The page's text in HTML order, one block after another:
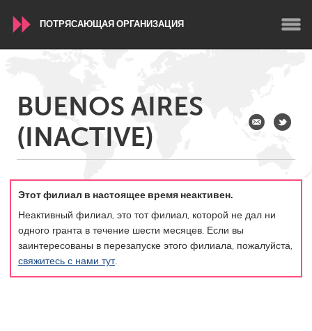
ПОТРЯСАЮЩАЯ ОРГАНИЗАЦИЯ
Conservation and Climate
Disability
Dragon Dreaming
On the Water
Javakhk
AUSTRALIA
Adelaide
Fleurieu
Lake Mac
Lower Hunter
BUENOS AIRES
(INACTIVE)
Этот филиал в настоящее время неактивен.
Неактивный филиал, это тот филиал, которой не дал ни
одного гранта в течение шести месяцев. Если вы
заинтересованы в перезапуске этого филиала, пожалуйста,
свяжитесь с нами тут.